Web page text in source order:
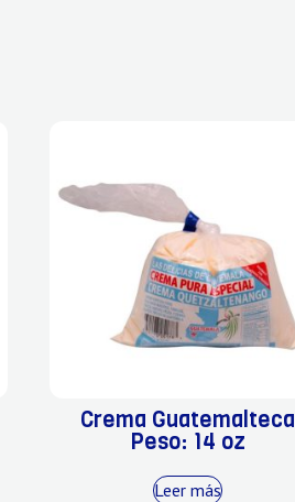
Crema Guatemalteca
Peso: 14 oz
Leer más